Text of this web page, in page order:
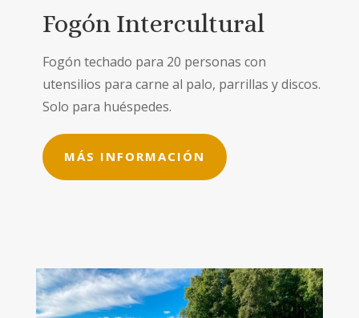
Fogón Intercultural
Fogón techado para 20 personas con
utensilios para carne al palo, parrillas y discos.
Solo para huéspedes.
MÁS INFORMACIÓN